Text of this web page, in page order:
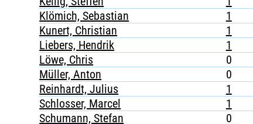
Klömich, Sebastian
1
Kunert, Christian
1
Liebers, Hendrik
1
Löwe, Chris
0
Müller, Anton
0
Reinhardt, Julius
1
Schlosser, Marcel
1
Schumann, Stefan
0